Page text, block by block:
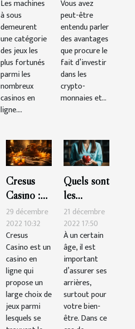
sous-
catégorie
aventure ?
Les machines
à sous
demeurent
une catégorie
des jeux les
plus fortunés
parmi les
nombreux
casinos en
ligne....
des
crypto-
monnaies
en tant que
débutant ?
Vous avez
peut-être
entendu parler
des avantages
que procure le
fait d’investir
dans les
crypto-
monnaies et...
Cresus
Casino :
les astuces
pour
gagner
facilement
29 décembre
2022 10:32
Cresus
Casino est un
casino en
ligne qui
propose un
large choix de
jeux parmi
lesquels se
Quels sont
les
critères de
choix
d’une
assurance
santé ?
21 décembre
2022 17:50
À un certain
âge, il est
important
d’assurer ses
arrières,
surtout pour
votre bien-
être. Dans ce